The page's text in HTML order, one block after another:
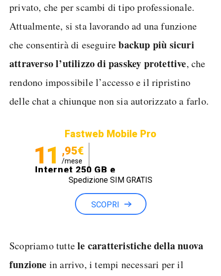
privato, che per scambi di tipo professionale.
Attualmente, si sta lavorando ad una funzione
che consentirà di eseguirebackup più sicuri
attraverso l’utilizzo di passkey protettive, che
rendono impossibile l’accesso e il ripristino
delle chat a chiunque non sia autorizzato a farlo.
Fastweb Mobile Pro
11 ,95€
/mese
Internet 250 GB e
Minuti illimitati
Spedizione SIM GRATIS
SCOPRI
Scopriamo tuttele caratteristiche della nuova
funzione in arrivo, i tempi necessari per il